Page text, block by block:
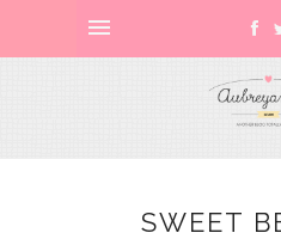
SWEET